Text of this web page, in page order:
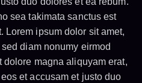
sea takimata sanctus est
Lorem ipsum dolor sit amet,
diam nonumy eirmod
magna aliquyam erat,
et accusam et justo duo